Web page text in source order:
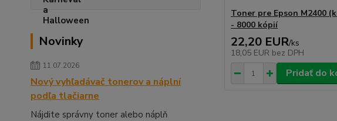
Novinky
11.07.2026
Nový vyhľadávač tonerov a náplní
podľa tlačiarne
Nájdite správny toner alebo náplň
Toner pre Epson M2400
- 8000 kópií
22,20 EUR/ks
18,05 EUR bez DPH
Pridať do